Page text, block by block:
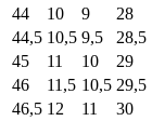
44
10 9
28
44,5 10,5 9,5
28,5
45
11 10
29
46
11,5 10,5 29,5
46,5 12 11
30